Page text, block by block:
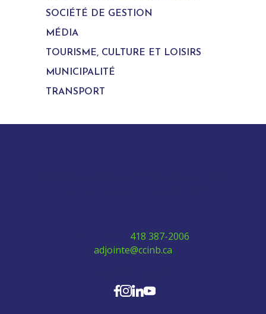
SOCIÉTÉ DE GESTION
MÉDIA
TOURISME, CULTURE ET LOISIRS
MUNICIPALITÉ
TRANSPORT
418 387-2006
adjointe@ccinb.ca